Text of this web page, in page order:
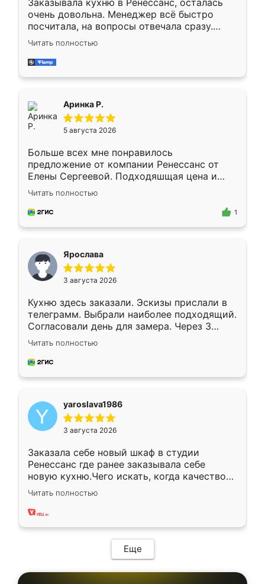
Заказывала кухню в Ренессанс, осталась
очень довольна. Менеджер всё быстро
посчитала, на вопросы отвечала сразу.
Замерщик приехал в субботу, подошёл к
делу со всей ответственностью. Собрали
за день, ребята работали аккуратно, даже
Читать полностью
Аринка Р.
5 августа 2026
Больше всех мне понравилось
предложение от компании Ренессанс от
Елены Сергеевой. Подходяшщая цена и
короткие сроки изготовления. Приехавший
для замера сотрудник Владислав
предложил по моему эскизу самый
Читать полностью
1
Ярослава
3 августа 2026
Кухню здесь заказали. Эскизы прислали в
телеграмм. Выбрали наиболее подходящий.
Согласовали день для замера. Через 3
недели кухня была уже готова. Остались
довольны работой. Спасибо Ренессанс
мебель за качественную работу!
Читать полностью
yaroslava1986
3 августа 2026
Заказала себе новый шкаф в студии
Ренессанс где ранее заказывала себе
новую кухню.Чего искать, когда качеством
вполне довольна. Служит кухня уже почти
два года, нареканий нет.
Читать полностью
Еще